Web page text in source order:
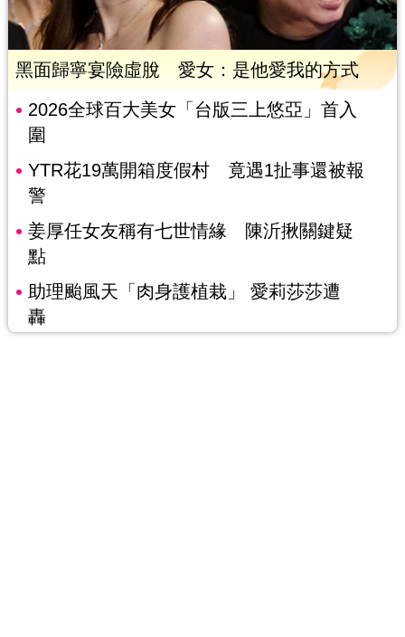
黑面歸寧宴險虛脫 愛女：是他愛我的方式
2026全球百大美女「台版三上悠亞」首入
圍
YTR花19萬開箱度假村 竟遇1扯事還被報
警
姜厚任女友稱有七世情緣 陳沂揪關鍵疑
點
助理颱風天「肉身護植栽」 愛莉莎莎遭
轟